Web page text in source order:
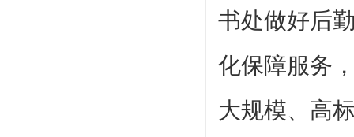
书处做好后
化保障服务
大规模、高